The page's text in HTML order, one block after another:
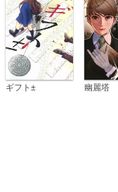
ギフト± 幽麗塔